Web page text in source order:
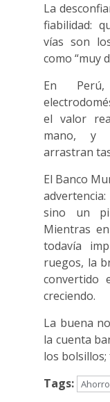
La
fiabilidad:
vías son
como “muy
En
el valor
mano, y
arrastran
El Banco
sino un
Mientras
todavía
ruegos, la
convertido
creciendo.
La buena
la cuenta
los
Tags: